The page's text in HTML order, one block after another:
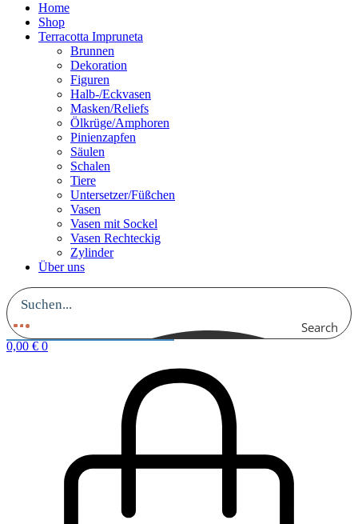
Home
Shop
Terracotta Impruneta
Brunnen
Dekoration
Figuren
Halb-/Eckvasen
Masken/Reliefs
Ölkrüge/Amphoren
Pinienzapfen
Säulen
Schalen
Tiere
Untersetzer/Füßchen
Vasen
Vasen mit Sockel
Vasen Rechteckig
Zylinder
Über uns
Search
0,00 € 0